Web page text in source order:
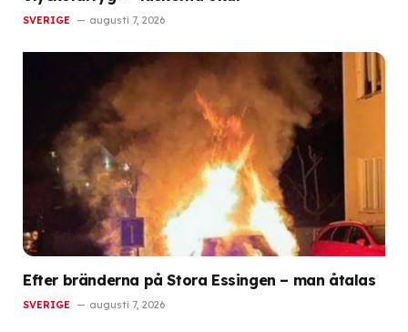
SVERIGE augusti 7, 2026
Efter bränderna på Stora Essingen – man åtalas
SVERIGE augusti 7, 2026